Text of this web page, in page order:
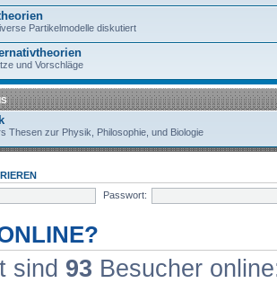
Partikelmodelle diskutiert
und Vorschläge
Thesen zur Physik, Philosophie, und Biologie
Passwort:
sind 93 Besucher